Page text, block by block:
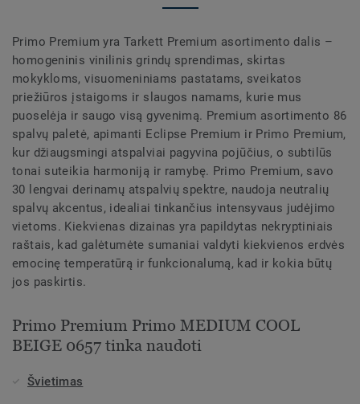
Primo Premium yra Tarkett Premium asortimento dalis –
homogeninis vinilinis grindų sprendimas, skirtas
mokykloms, visuomeniniams pastatams, sveikatos
priežiūros įstaigoms ir slaugos namams, kurie mus
puoselėja ir saugo visą gyvenimą. Premium asortimento 86
spalvų paletė, apimanti Eclipse Premium ir Primo Premium,
kur džiaugsmingi atspalviai pagyvina pojūčius, o subtilūs
tonai suteikia harmoniją ir ramybę. Primo Premium, savo
30 lengvai derinamų atspalvių spektre, naudoja neutralių
spalvų akcentus, idealiai tinkančius intensyvaus judėjimo
vietoms. Kiekvienas dizainas yra papildytas nekryptiniais
raštais, kad galėtumėte sumaniai valdyti kiekvienos erdvės
emocinę temperatūrą ir funkcionalumą, kad ir kokia būtų
jos paskirtis.
Primo Premium Primo MEDIUM COOL
BEIGE 0657 tinka naudoti
Švietimas